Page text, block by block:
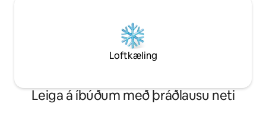
Loftkæling
Leiga á íbúðum með þráðlausu neti